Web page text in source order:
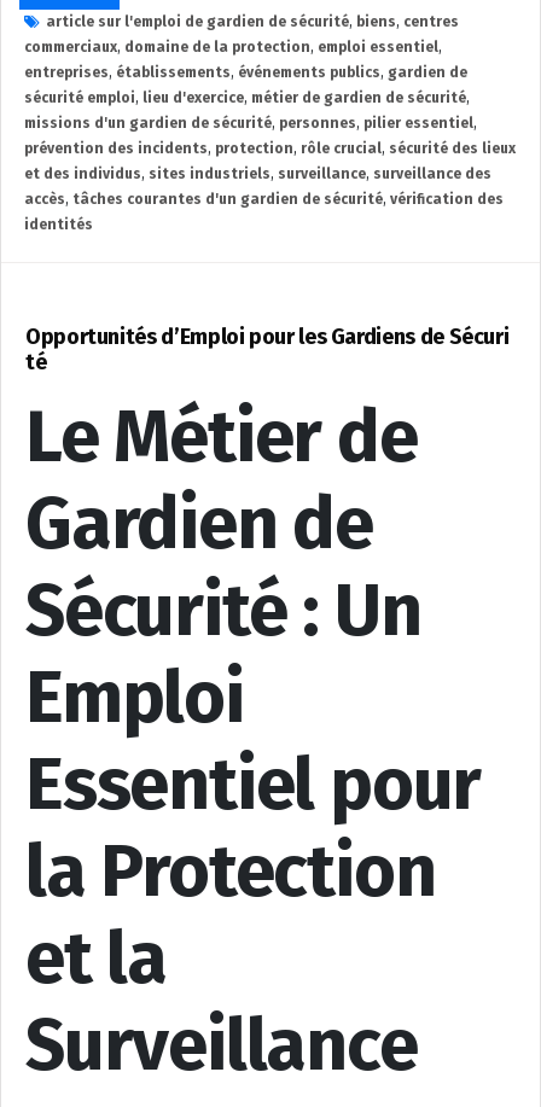
article sur l'emploi de gardien de sécurité, biens, centres
commerciaux, domaine de la protection, emploi essentiel,
entreprises, établissements, événements publics, gardien de
sécurité emploi, lieu d'exercice, métier de gardien de sécurité,
missions d'un gardien de sécurité, personnes, pilier essentiel,
prévention des incidents, protection, rôle crucial, sécurité des lieux
et des individus, sites industriels, surveillance, surveillance des
accès, tâches courantes d'un gardien de sécurité, vérification des
identités
Opportunités d’Emploi pour les Gardiens de Sécuri
té
Le Métier de
Gardien de
Sécurité : Un
Emploi
Essentiel pour
la Protection
et la
Surveillance